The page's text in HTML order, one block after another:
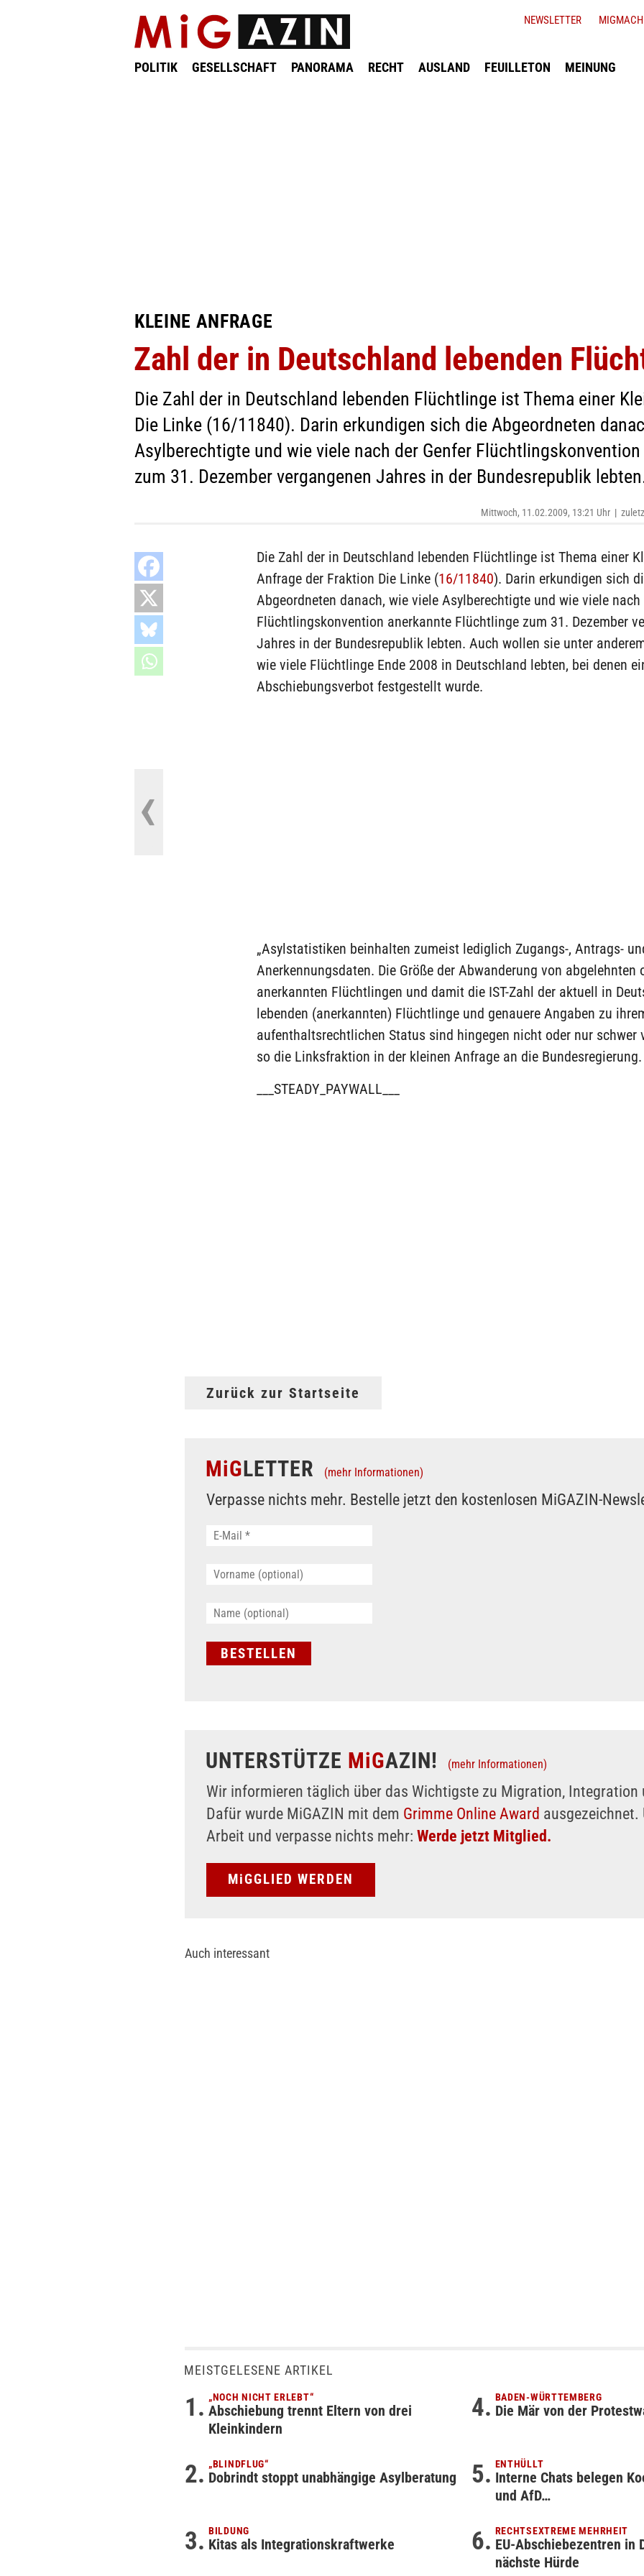
POLITIK GESELLSCHAFT PANORAMA RECHT AUSLAND FEUILLETON MEINUNG
NEWSLETTER
KLEINE ANFRAGE
Zahl der in Deutschland lebenden
Die Zahl der in Deutschland lebenden Flüchtlinge ist Thema einer
Die Linke (16/11840). Darin erkundigen sich die Abgeordneten
Asylberechtigte und wie viele nach der Genfer
zum 31. Dezember vergangenen Jahres in der Bundesrepublik
Mittwoch, 11.02.2009, 13:21 Uhr |
Die Zahl der in Deutschland lebenden Flüchtlinge ist Thema einer
Anfrage der Fraktion Die Linke (16/11840). Darin erkundigen sich
Abgeordneten danach, wie viele Asylberechtigte und wie viele nach
Flüchtlingskonvention anerkannte Flüchtlinge zum 31. Dezember
Jahres in der Bundesrepublik lebten. Auch wollen sie unter
wie viele Flüchtlinge Ende 2008 in Deutschland lebten, bei denen
Abschiebungsverbot festgestellt wurde.
„Asylstatistiken beinhalten zumeist lediglich Zugangs-, Antrags-
Anerkennungsdaten. Die Größe der Abwanderung von abgelehnten
anerkannten Flüchtlingen und damit die IST-Zahl der aktuell in
lebenden (anerkannten) Flüchtlinge und genauere Angaben zu
aufenthaltsrechtlichen Status sind hingegen nicht oder nur schwer
so die Linksfraktion in der kleinen Anfrage an die Bundesregierung.
___STEADY_PAYWALL___
Zurück zur Startseite
MiGLETTER (mehr Informationen)
Verpasse nichts mehr. Bestelle jetzt den kostenlosen MiGAZIN-
UNTERSTÜTZE MiGAZIN! (mehr Informationen)
Wir informieren täglich über das Wichtigste zu Migration, Integration
Dafür wurde MiGAZIN mit dem Grimme Online Award
Arbeit und verpasse nichts mehr: Werde jetzt Mitglied.
MiGGLIED WERDEN
Auch interessant
MEISTGELESENE ARTIKEL
„NOCH NICHT ERLEBT“
Abschiebung trennt Eltern von drei
Kleinkindern
BADEN-WÜRTTEMBERG
Die Mär von der
„BLINDFLUG“
Dobrindt stoppt unabhängige Asylberatung
ENTHÜLLT
Interne Chats belegen
und AfD…
BILDUNG
Kitas als Integrationskraftwerke
RECHTSEXTREME MEHRHEIT
EU-Abschiebezentren in
nächste Hürde